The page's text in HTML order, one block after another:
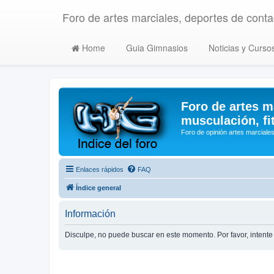
Foro de artes marciales, deportes de
Home Guia Gimnasios Noticias y
Foro de artes
musculación,
Foro de opinión artes
Enlaces rápidos FAQ
Índice general
Información
Disculpe, no puede buscar en este momento. Por favor,